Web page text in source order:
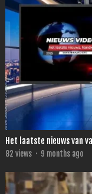
Het laatste nieuws van
82 views · 9 months ago